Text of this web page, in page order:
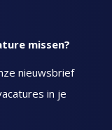
missen?
nieuwsbrief
in je